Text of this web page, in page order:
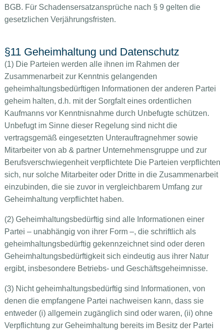
BGB. Für Schadensersatzansprüche nach § 9 gelten die
gesetzlichen Verjährungsfristen.
§11 Geheimhaltung und Datenschutz
(1) Die Parteien werden alle ihnen im Rahmen der
Zusammenarbeit zur Kenntnis gelangenden
geheimhaltungsbedürftigen Informationen der anderen Partei
geheim halten, d.h. mit der Sorgfalt eines ordentlichen
Kaufmanns vor Kenntnisnahme durch Unbefugte schützen.
Unbefugt im Sinne dieser Regelung sind nicht die
vertragsgemäß eingesetzten Unterauftragnehmer sowie
Mitarbeiter von ab & partner Unternehmensgruppe und zur
Berufsverschwiegenheit verpflichtete Die Parteien verpflichten
sich, nur solche Mitarbeiter oder Dritte in die Zusammenarbeit
einzubinden, die sie zuvor in vergleichbarem Umfang zur
Geheimhaltung verpflichtet haben.
(2) Geheimhaltungsbedürftig sind alle Informationen einer
Partei – unabhängig von ihrer Form –, die schriftlich als
geheimhaltungsbedürftig gekennzeichnet sind oder deren
Geheimhaltungsbedürftigkeit sich eindeutig aus ihrer Natur
ergibt, insbesondere Betriebs- und Geschäftsgeheimnisse.
(3) Nicht geheimhaltungsbedürftig sind Informationen, von
denen die empfangene Partei nachweisen kann, dass sie
entweder (i) allgemein zugänglich sind oder waren, (ii) ohne
Verpflichtung zur Geheimhaltung bereits im Besitz der Partei